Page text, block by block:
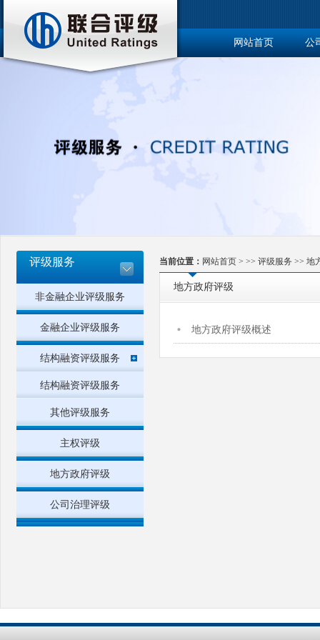
网站首页 公
评级服务
非金融企业评级服务
金融企业评级服务
结构融资评级服务
结构融资评级服务
其他评级服务
主权评级
地方政府评级
公司治理评级
当前位置： 网站首页 > >> 评级服务 >> 地
地方政府评级
地方政府评级概述